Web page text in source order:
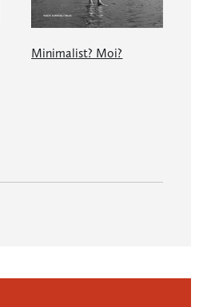
Minimalist? Moi?